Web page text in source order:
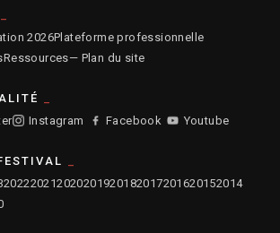
2026Plateforme professionnelle
Ressources— Plan du site
Instagram Facebook Youtube
202220212020201920182017201620152014